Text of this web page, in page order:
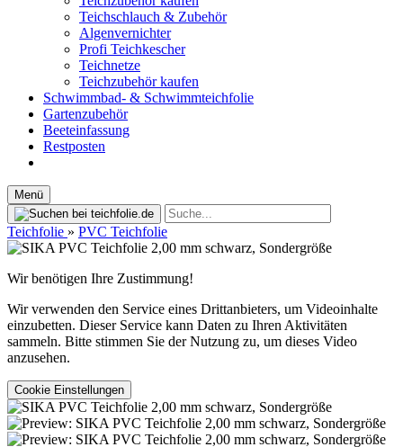
Teichschlauch & Zubehör
Algenvernichter
Profi Teichkescher
Teichnetze
Teichzubehör kaufen
Schwimmbad- & Schwimmteichfolie
Gartenzubehör
Beeteinfassung
Restposten
Menü
Teichfolie » PVC Teichfolie
Wir benötigen Ihre Zustimmung!
Wir verwenden den Service eines Drittanbieters, um Videoinhalte
einzubetten. Dieser Service kann Daten zu Ihren Aktivitäten
sammeln. Bitte stimmen Sie der Nutzung zu, um dieses Video
anzusehen.
Cookie Einstellungen